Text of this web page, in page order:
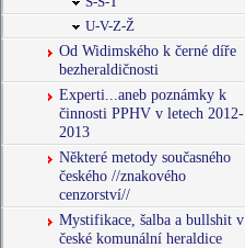
U-V-Z-Ž
Od Widimského k černé díře
bezheraldičnosti
Experti...aneb poznámky k
činnosti PPHV v letech 2012-
2013
Některé metody současného
českého //znakového
cenzorství//
Mystifikace, šalba a bullshit v
české komunální heraldice